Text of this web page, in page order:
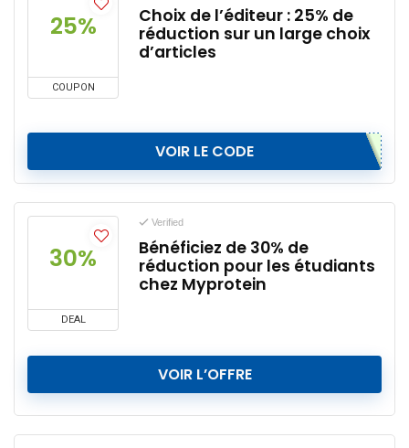
25%
COUPON
Choix de l’éditeur : 25% de
réduction sur un large choix
d’articles
VOIR LE CODE
30%
DEAL
Verified
Bénéficiez de 30% de
réduction pour les étudiants
chez Myprotein
VOIR L’OFFRE